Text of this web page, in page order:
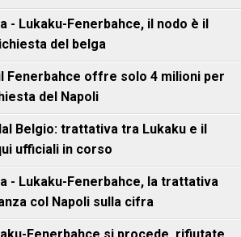
- Lukaku-Fenerbahce, il nodo è il
del belga
Fenerbahce offre solo 4 milioni per
del Napoli
Belgio: trattativa tra Lukaku e il
ufficiali in corso
- Lukaku-Fenerbahce, la trattativa
col Napoli sulla cifra